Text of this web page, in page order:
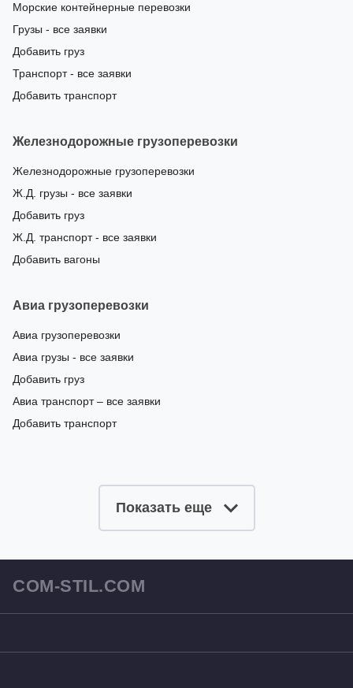
Морские контейнерные перевозки
Грузы - все заявки
Добавить груз
Транспорт - все заявки
Добавить транспорт
Железнодорожные грузоперевозки
Железнодорожные грузоперевозки
Ж.Д. грузы - все заявки
Добавить груз
Ж.Д. транспорт - все заявки
Добавить вагоны
Авиа грузоперевозки
Авиа грузоперевозки
Авиа грузы - все заявки
Добавить груз
Авиа транспорт – все заявки
Добавить транспорт
Показать еще
COM-STIL.COM